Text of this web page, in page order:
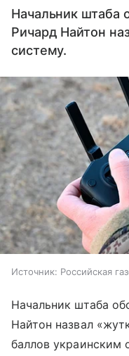
Начальник штаба
Ричард Найтон
систему.
Источник: Российская
Начальник штаба
Найтон назвал
баллов украинским